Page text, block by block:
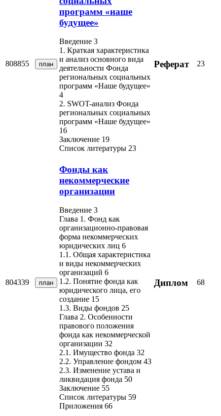
808855 план
программ «наше
будущее»
Введение 3
1. Краткая характеристика
и анализ основного вида
деятельности Фонда
региональных социальных
программ «Наше будущее»
4
2. SWOT-анализ Фонда
региональных социальных
программ «Наше будущее»
16
Заключение 19
Список литературы 23
Реферат 23
804339 план
Фонды как
некоммерческие
организации
Введение 3
Глава 1. Фонд как
организационно-правовая
форма некоммерческих
юридических лиц 6
1.1. Общая характеристика
и виды некоммерческих
организаций 6
1.2. Понятие фонда как
юридического лица, его
создание 15
1.3. Виды фондов 25
Глава 2. Особенности
правового положения
фонда как некоммерческой
организации 32
2.1. Имущество фонда 32
2.2. Управление фондом 43
2.3. Изменение устава и
ликвидация фонда 50
Заключение 55
Список литературы 59
Приложения 66
Диплом 68